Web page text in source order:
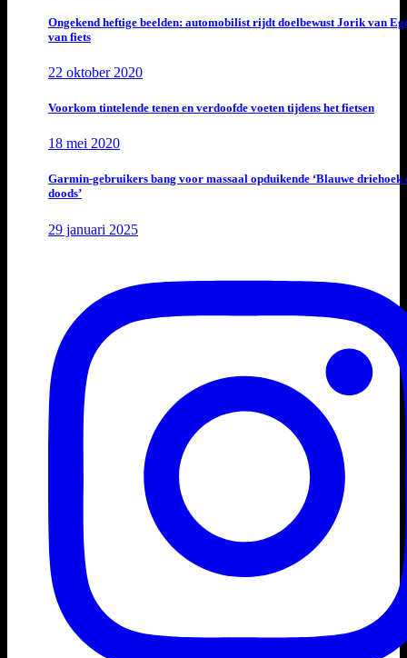
Ongekend heftige beelden: automobilist rijdt doelbewust Jorik van
van fiets
22 oktober 2020
Voorkom tintelende tenen en verdoofde voeten tijdens het fietsen
18 mei 2020
Garmin-gebruikers bang voor massaal opduikende ‘Blauwe driehoek
doods’
29 januari 2025